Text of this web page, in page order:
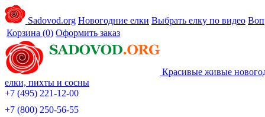
Sadovod.org Новогодние елки Выбрать елку по видео
Корзина (0) Оформить заказ
Красивые живые
елки, пихты и сосны
+7 (495) 221-12-00
+7 (800) 250-56-55